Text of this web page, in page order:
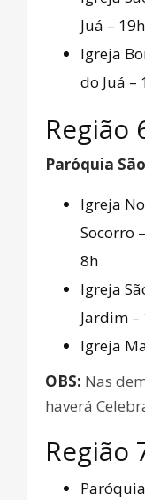
Juá –
Igreja
do Juá –
Região
Paróquia
Igreja
Socorro
8h
Igreja
Jardim –
Igreja
OBS: Nas
haverá
Região